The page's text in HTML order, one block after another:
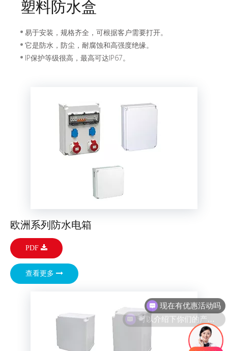
塑料防水盒
易于安装，规格齐全，可根据客户需要打开。
它是防水，防尘，耐腐蚀和高强度绝缘。
IP保护等级很高，最高可达IP67。
欧洲系列防水电箱
PDF
查看更多
可以介绍下你们的产品么